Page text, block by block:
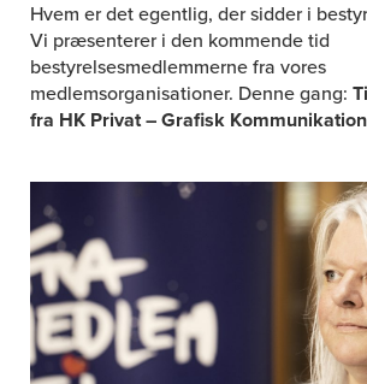
Hvem er det egentlig, der sidder i
Vi præsenterer i den kommende tid
bestyrelsesmedlemmerne fra vores
medlemsorganisationer. Denne gang:
fra HK Privat – Grafisk Kommunikation